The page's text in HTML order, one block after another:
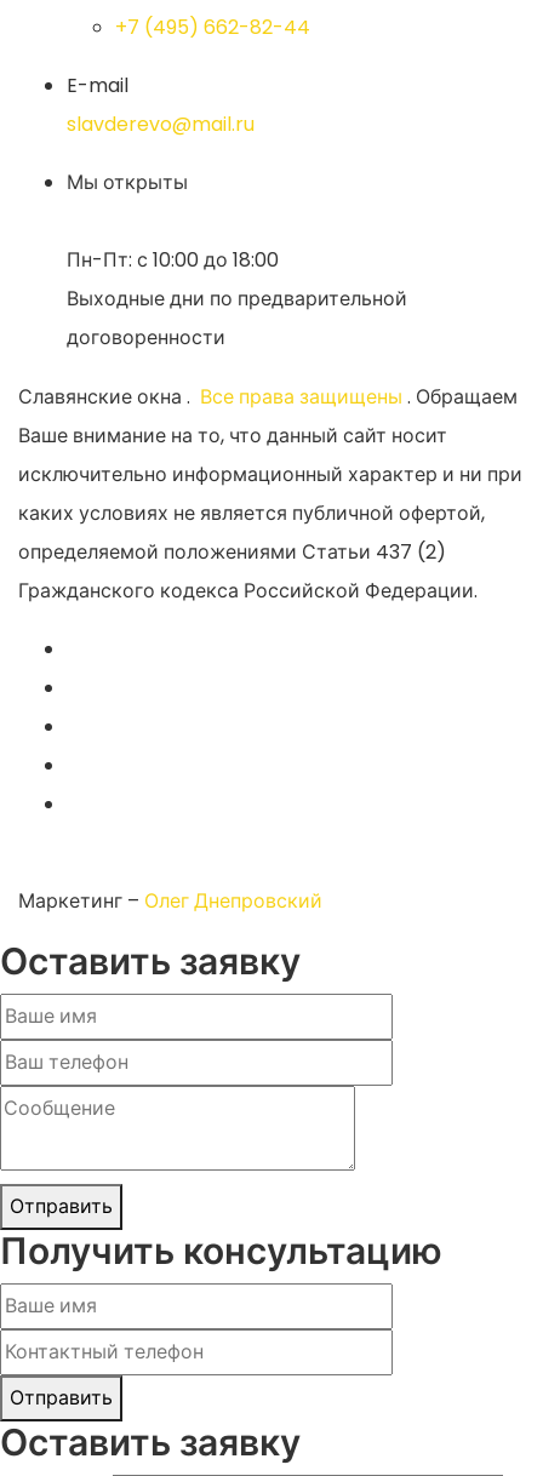
+7 (495) 662-82-44
E-mail
slavderevo@mail.ru
Мы открыты
Пн-Пт: с 10:00 до 18:00
Выходные дни по предварительной
договоренности
Славянские окна . Все права защищены . Обращаем
Ваше внимание на то, что данный сайт носит
исключительно информационный характер и ни при
каких условиях не является публичной офертой,
определяемой положениями Статьи 437 (2)
Гражданского кодекса Российской Федерации.
Маркетинг – Олег Днепровский
Оставить заявку
Отправить
Получить консультацию
Отправить
Оставить заявку